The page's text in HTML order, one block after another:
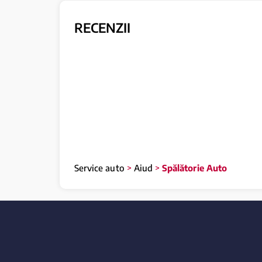
RECENZII
Service auto > Aiud >Spălătorie Auto